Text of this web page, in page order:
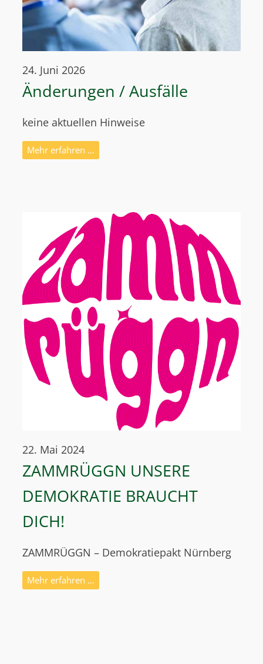
24. Juni 2026
Änderungen / Ausfälle
keine aktuellen Hinweise
Mehr erfahren …
22. Mai 2024
ZAMMRÜGGN UNSERE
DEMOKRATIE BRAUCHT
DICH!
ZAMMRÜGGN – Demokratiepakt Nürnberg
Mehr erfahren …